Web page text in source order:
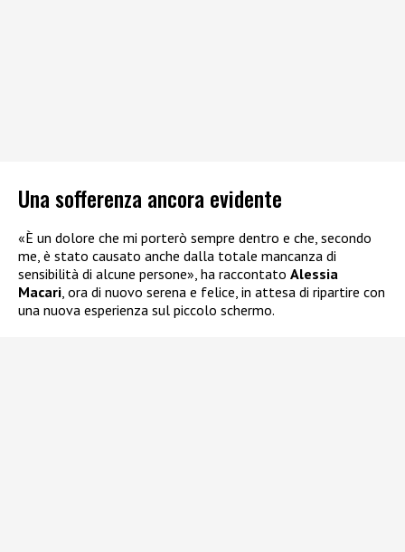
Una sofferenza ancora evidente
«È un dolore che mi porterò sempre dentro e che, secondo
me, è stato causato anche dalla totale mancanza di
sensibilità di alcune persone», ha raccontato Alessia
Macari, ora di nuovo serena e felice, in attesa di ripartire con
una nuova esperienza sul piccolo schermo.